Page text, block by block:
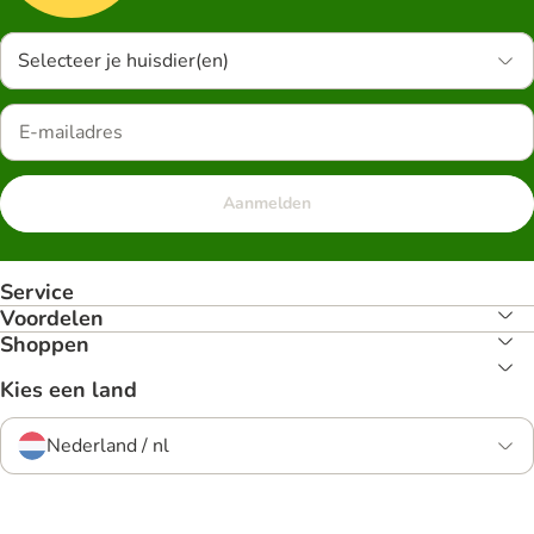
Selecteer je huisdier(en)
Aanmelden
Service
Voordelen
Shoppen
Kies een land
Nederland / nl